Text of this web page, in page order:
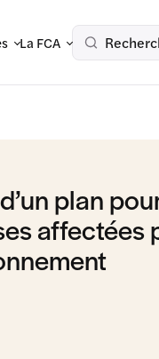
La FCA
plan
affectées